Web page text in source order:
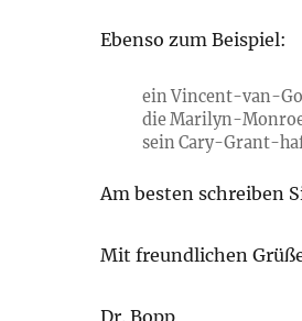
Ebenso zum Beispiel:
ein Vincent-van-
die Marilyn-
sein Cary-Grant-
Am besten schreiben
Mit freundlichen
Dr. Bopp